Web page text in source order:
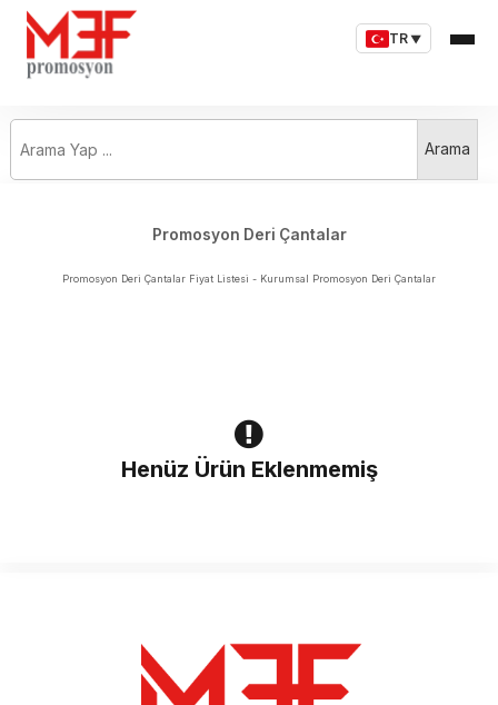
TR ▼
Arama Yap ...
Arama
Promosyon Deri Çantalar
Promosyon Deri Çantalar Fiyat Listesi - Kurumsal Promosyon Deri Çantalar
Henüz Ürün Eklenmemiş